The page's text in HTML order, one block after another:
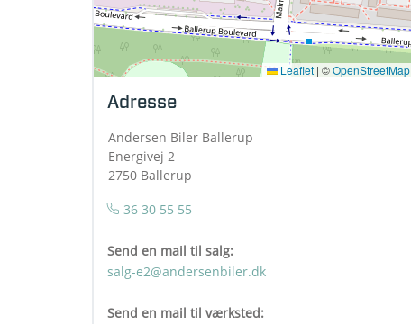
Leaflet | ©OpenStreetMap
Adresse
Andersen Biler Ballerup
Energivej 2
2750 Ballerup
36 30 55 55
Send en mail til salg:
salg-e2@andersenbiler.dk
Send en mail til værksted: